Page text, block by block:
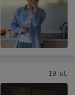
19 iul.